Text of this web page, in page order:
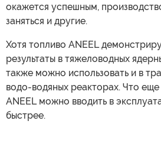
окажется успешным,
заняться и другие.
Хотя топливо ANEEL
результаты в тяжеловодных
также можно использовать и в
водо-водяных реакторах. Что
ANEEL можно вводить в
быстрее.